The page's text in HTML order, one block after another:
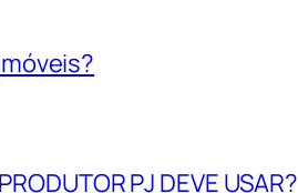
PJ DEVE USAR?